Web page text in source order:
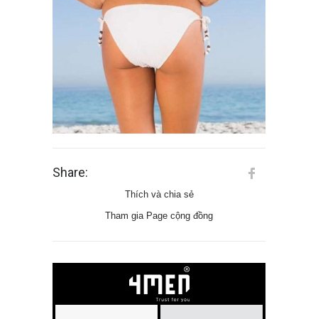
Share:
Thích và chia sẻ
Tham gia Page cộng đồng